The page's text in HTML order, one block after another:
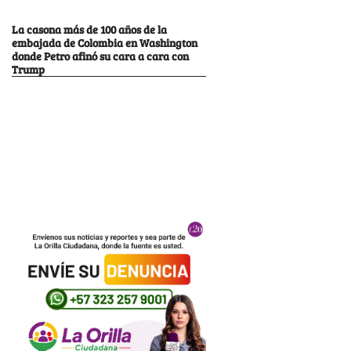
La casona más de 100 años de la
embajada de Colombia en Washington
donde Petro afinó su cara a cara con
Trump